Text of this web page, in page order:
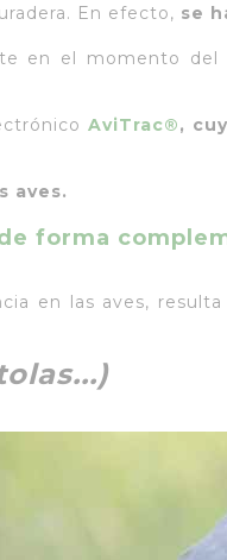
En efecto, se
en el momento
AviTrac®,
aves.
forma
en las aves,